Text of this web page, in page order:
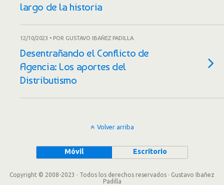
largo de la historia
12/10/2023 • POR GUSTAVO IBAÑEZ PADILLA
Desentrañando el Conflicto de
Agencia: Los aportes del
Distributismo
Volver arriba
Móvil Escritorio
Copyright © 2008-2023 · Todos los derechos reservados · Gustavo Ibañez
Padilla